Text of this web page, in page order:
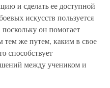
и сделать ее доступной
искусств пользуется
он помогает
тем же путем, каким в свое
способствует
между учеником и